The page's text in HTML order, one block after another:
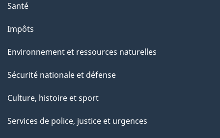
Santé
Impôts
Environnement et ressources naturelles
Sécurité nationale et défense
Culture, histoire et sport
Services de police, justice et urgences